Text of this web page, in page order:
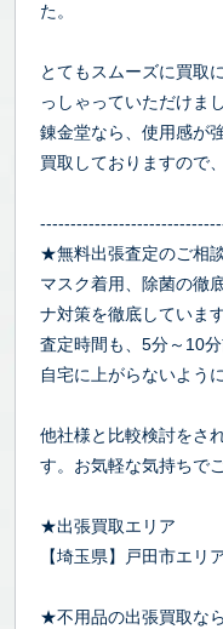
た。
とてもスムーズに買取
っしゃっていただけまし
錬金堂なら、使用感が
買取しておりますので
★無料出張査定のご相
マスク着用、除菌の徹
ナ対策を徹底しています
査定時間も、5分～10
自宅に上がらないよう
他社様と比較検討をさ
す。お気軽な気持ちで
★出張買取エリア
【埼玉県】戸田市エリ
★不用品の出張買取な